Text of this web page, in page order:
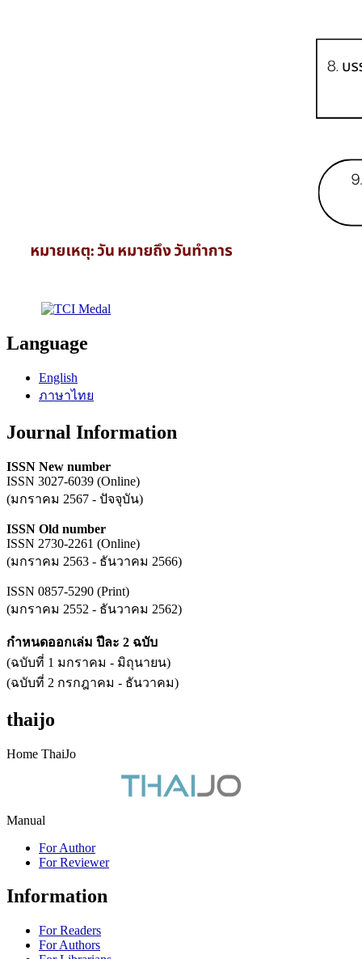
Language
English
ภาษาไทย
Journal Information
ISSN New number
ISSN 3027-6039 (Online)
(มกราคม 2567 - ปัจจุบัน)
ISSN Old number
ISSN 2730-2261 (Online)
(มกราคม 2563 - ธันวาคม 2566)
ISSN 0857-5290 (Print)
(มกราคม 2552 - ธันวาคม 2562)
กำหนดออกเล่ม ปีละ 2 ฉบับ
(ฉบับที่ 1 มกราคม - มิถุนายน)
(ฉบับที่ 2 กรกฎาคม - ธันวาคม)
thaijo
Home ThaiJo
Manual
For Author
For Reviewer
Information
For Readers
For Authors